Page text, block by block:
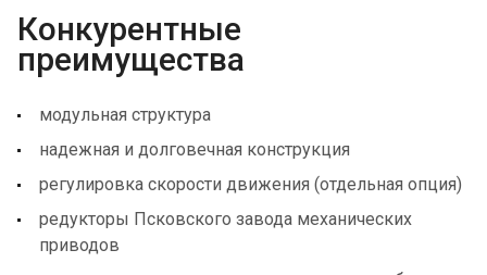
Конкурентные
преимущества
модульная структура
надежная и долговечная конструкция
регулировка скорости движения (отдельная опция)
редукторы Псковского завода механических
приводов